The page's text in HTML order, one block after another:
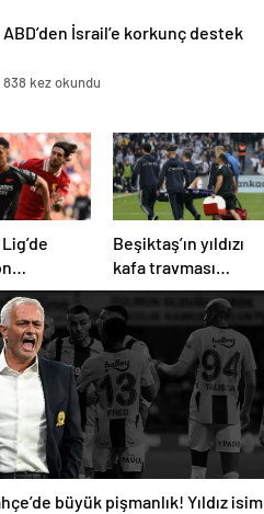
ABD’den İsrail’e korkunç destek
838 kez okundu
10 kişi
Beşiktaş’ın yıldızı
kafa travması
geçirdi!
Beşiktaş’tan
açıklama geldi…
büyük pişmanlık! Yıldız isim